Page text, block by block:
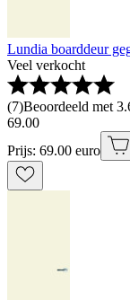
Lundia boarddeur
Veel verkocht
(7)Beoordeeld met
69.00
Prijs: 69.00 euro